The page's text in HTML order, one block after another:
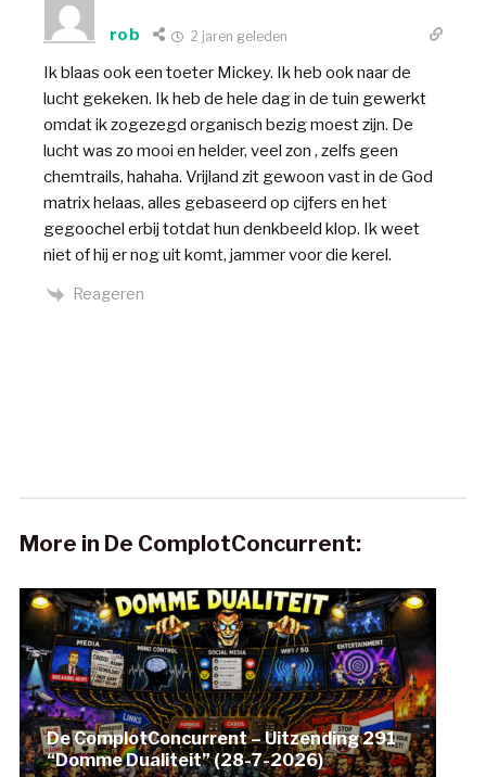
rob 2 jaren geleden
Ik blaas ook een toeter Mickey. Ik heb ook naar de
lucht gekeken. Ik heb de hele dag in de tuin gewerkt
omdat ik zogezegd organisch bezig moest zijn. De
lucht was zo mooi en helder, veel zon , zelfs geen
chemtrails, hahaha. Vrijland zit gewoon vast in de God
matrix helaas, alles gebaseerd op cijfers en het
gegoochel erbij totdat hun denkbeeld klop. Ik weet
niet of hij er nog uit komt, jammer voor die kerel.
Reageren
More in De ComplotConcurrent:
De ComplotConcurrent – Uitzending 291
“Domme Dualiteit” (28-7-2026)